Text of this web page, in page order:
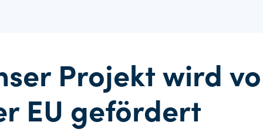
Projekt wird
EU gefördert